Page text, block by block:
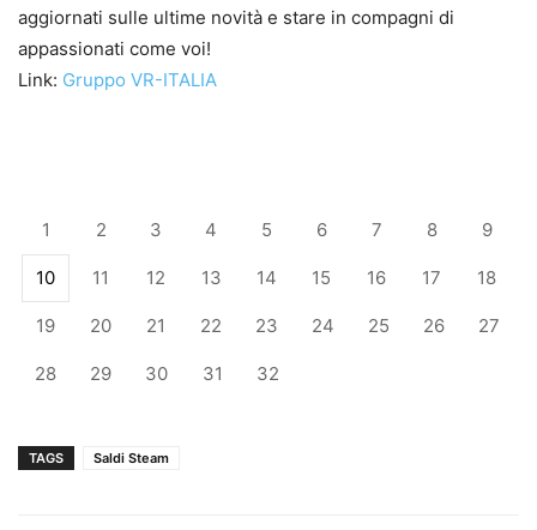
aggiornati sulle ultime novità e stare in compagni di
appassionati come voi!
Link: Gruppo VR-ITALIA
1 2 3 4 5 6 7 8 9
10 11 12 13 14 15 16 17 18
19 20 21 22 23 24 25 26 27
28 29 30 31 32
TAGS Saldi Steam